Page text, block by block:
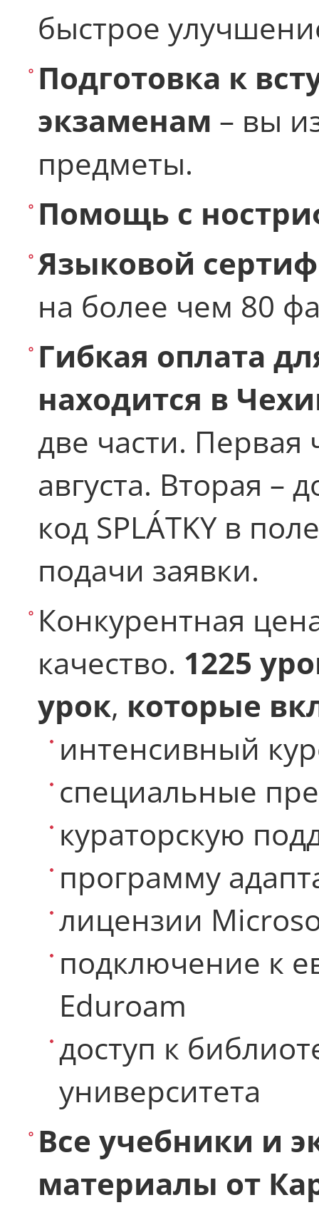
быстрое
Подготовка к
экзаменам – вы
предметы.
Помощь с
Языковой
на более чем 80
Гибкая оплата
находится в
две части. Первая
августа. Вторая –
код SPLÁTKY в
подачи заявки.
Конкурентная
качество. 1225
урок, которые
интенсивный
специальные
кураторскую
программу
лицензии
подключение к
Eduroam
доступ к
университета
Все учебники и
материалы от